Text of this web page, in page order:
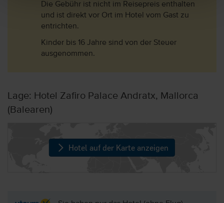
Die Gebühr ist nicht im Reisepreis enthalten
und ist direkt vor Ort im Hotel vom Gast zu
entrichten.
Kinder bis 16 Jahre sind von der Steuer
ausgenommen.
Lage: Hotel Zafiro Palace Andratx, Mallorca
(Balearen)
Hotel auf der Karte anzeigen